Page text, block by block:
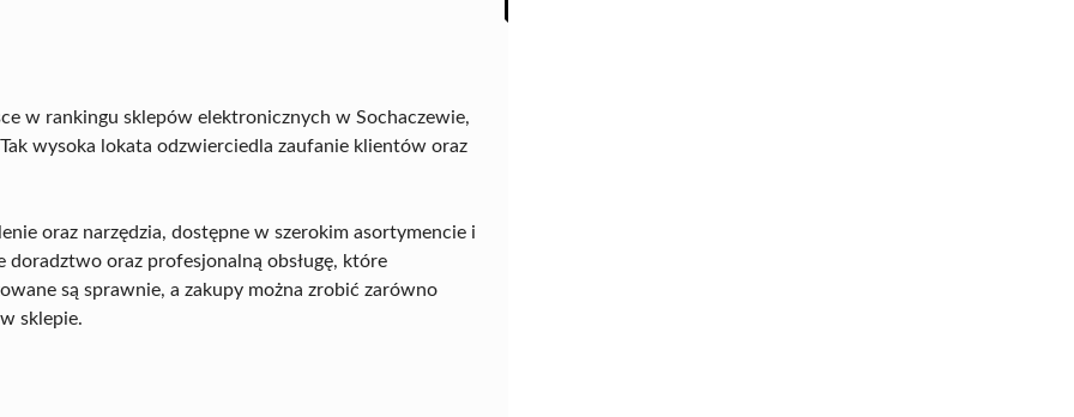
w rankingu sklepów elektronicznych w Sochaczewie,
wysoka lokata odzwierciedla zaufanie klientów oraz
oraz narzędzia, dostępne w szerokim asortymencie i
oraz profesjonalną obsługę, które
są sprawnie, a zakupy można zrobić zarówno
sklepie.